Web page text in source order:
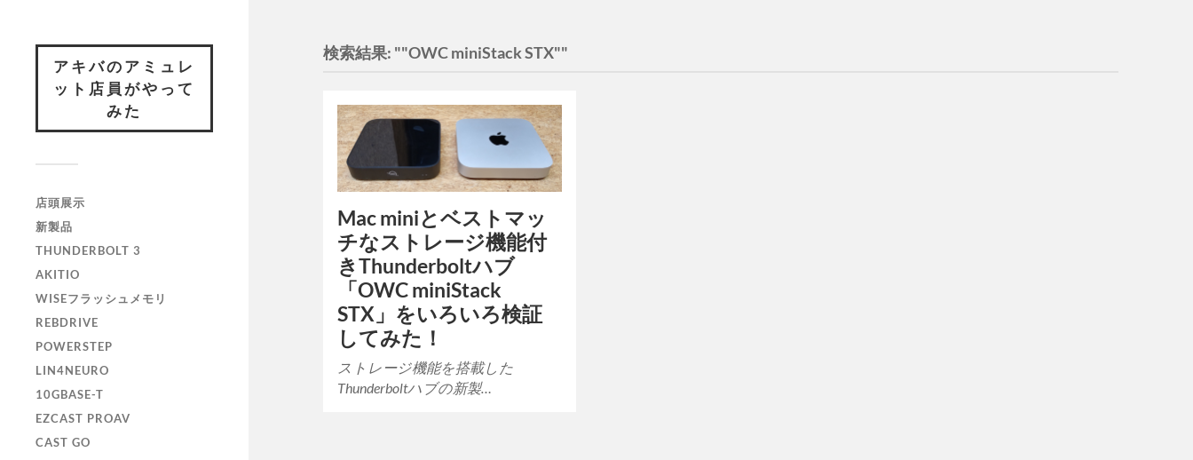
アキバのアミュレ
ット店員がやって
みた
店頭展示
新製品
THUNDERBOLT 3
AKITIO
WISEフラッシュメモリ
REBDRIVE
POWERSTEP
LIN4NEURO
10GBASE-T
EZCAST PROAV
CAST GO
検索結果: ""OWC miniStack STX""
Mac miniとベストマッ
チなストレージ機能付
きThunderboltハブ
「OWC miniStack
STX」をいろいろ検証
してみた！
ストレージ機能を搭載した
Thunderboltハブの新製…